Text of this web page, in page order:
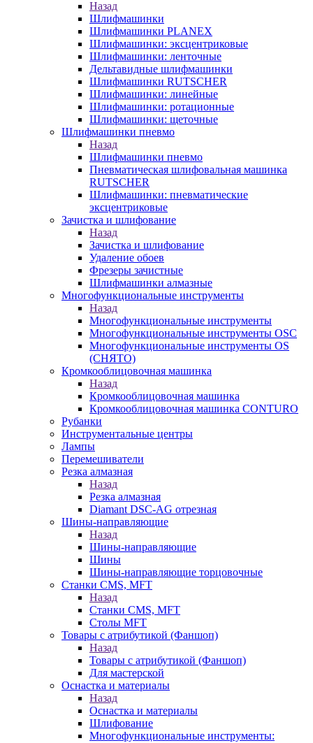
Назад
Шлифмашинки
Шлифмашинки PLANEX
Шлифмашинки: эксцентриковые
Шлифмашинки: ленточные
Дельтавидные шлифмашинки
Шлифмашинки RUTSCHER
Шлифмашинки: линейные
Шлифмашинки: ротационные
Шлифмашинки: щеточные
Шлифмашинки пневмо
Назад
Шлифмашинки пневмо
Пневматическая шлифовальная машинка
RUTSCHER
Шлифмашинки: пневматические
эксцентриковые
Зачистка и шлифование
Назад
Зачистка и шлифование
Удаление обоев
Фрезеры зачистные
Шлифмашинки алмазные
Многофункциональные инструменты
Назад
Многофункциональные инструменты
Многофункциональные инструменты OSC
Многофункциональные инструменты OS
(СНЯТО)
Кромкооблицовочная машинка
Назад
Кромкооблицовочная машинка
Кромкооблицовочная машинка CONTURO
Рубанки
Инструментальные центры
Лампы
Перемешиватели
Резка алмазная
Назад
Резка алмазная
Diamant DSC-AG отрезная
Шины-направляющие
Назад
Шины-направляющие
Шины
Шины-направляющие торцовочные
Станки CMS, MFT
Назад
Станки CMS, MFT
Столы MFT
Товары с атрибутикой (Фаншоп)
Назад
Товары с атрибутикой (Фаншоп)
Для мастерской
Оснастка и материалы
Назад
Оснастка и материалы
Шлифование
Многофункциональные инструменты: